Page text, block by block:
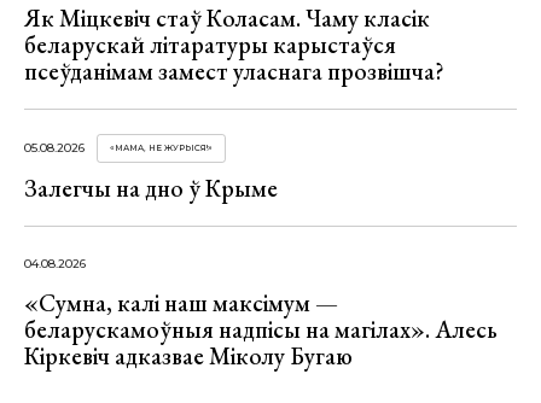
Як Міцкевіч стаў Коласам. Чаму класік
беларускай літаратуры карыстаўся
псеўданімам замест уласнага прозвішча?
05.08.2026 «МАМА, НЕ ЖУРЫСЯ!»
Залегчы на дно ў Крыме
04.08.2026
«Сумна, калі наш максімум —
беларускамоўныя надпісы на магілах». Алесь
Кіркевіч адказвае Міколу Бугаю